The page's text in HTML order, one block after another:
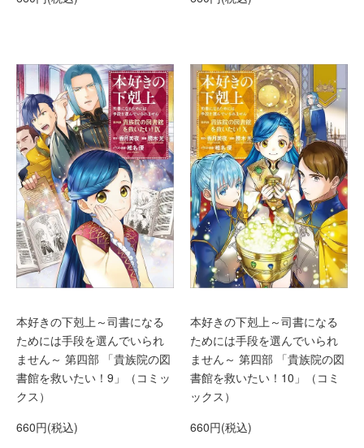
本好きの下剋上～司書になる
ためには手段を選んでいられ
ません～ 第四部 「貴族院の図
書館を救いたい！9」（コミッ
クス）
660円(税込)
本好きの下剋上～司書になる
ためには手段を選んでいられ
ません～ 第四部 「貴族院の図
書館を救いたい！10」（コミ
ックス）
660円(税込)